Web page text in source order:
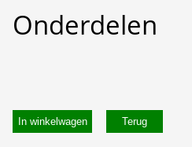
Onderdelen
In winkelwagen